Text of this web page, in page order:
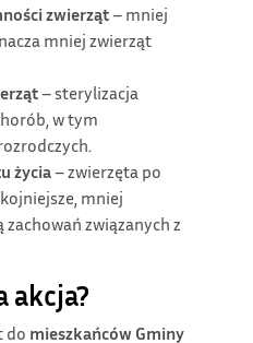
zwierząt – mniej
mniej zwierząt
– sterylizacja
w tym
życia– zwierzęta po
mniej
związanych z
akcja?
do mieszkańców Gminy